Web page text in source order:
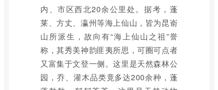
内、市区西北20余公里处。据考，蓬
莱、方丈、瀛州等海上仙山，皆为昆嵛
山所派生，故向有“海上仙山之祖”誉
称，其秀美神韵匪夷所思，可圈可点者
又富集于文登一侧。这里是天然森林公
园，乔、灌木品类竟多达200余种，蓬